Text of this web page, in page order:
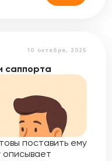
10 октября, 2025
саппорта
поставить ему